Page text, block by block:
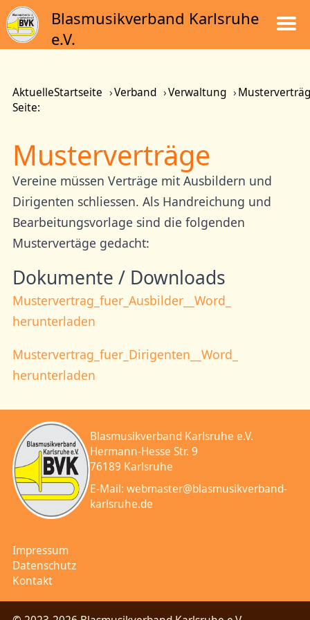
Blasmusikverband Karlsruhe
e.V.
Aktuelle
Seite:
Startseite Verband Verwaltung
Musterverträge
Vereine müssen Verträge mit Ausbildern und
Dirigenten schliessen. Als Handreichung und
Bearbeitungsvorlage sind die folgenden
Mustervertäge gedacht:
Dokumente / Downloads
Mustervertrag_fuer_Ausbilder__Word_
herunterladen
Mustervertrag_fuer_Dirigenten__Word_
herunterladen
Blasmusikverband Karlsruhe e.V.
Hermann-Hesse Str. 9
76189 Karlsruhe
E-Mail:webmaster@blasmusikverband-
karlsruhe.de
Impressum
Datenschutz
Kontakt